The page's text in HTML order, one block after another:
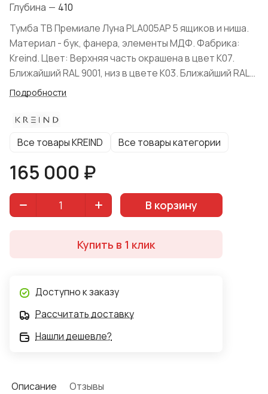
Глубина — 410
Тумба ТВ Премиале Луна PLA005AP 5 ящиков и ниша.
Материал - бук, фанера, элементы МДФ. Фабрика:
Kreind. Цвет: Верхняя часть окрашена в цвет K07.
Ближайший RAL 9001, низ в цвете K03. Ближайший RAL
9005. Форма поставки: в разобранном виде.
Подробности
Все товары KREIND Все товары категории
165 000 ₽
В корзину
Купить в 1 клик
Доступно к заказу
Рассчитать доставку
Нашли дешевле?
Описание Отзывы